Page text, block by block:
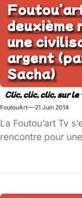
deuxième
une
argent
Sacha)
FoutouArt 21 Juin 2014
La Foutou’art Tv
rencontre pour